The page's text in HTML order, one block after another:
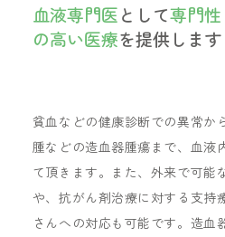
血液専門医として専門性
の高い医療を提供します
貧血などの健康診断での異常か
腫などの造血器腫瘍まで、血液
て頂きます。また、外来で可能
や、抗がん剤治療に対する支持
さんへの対応も可能です。造血